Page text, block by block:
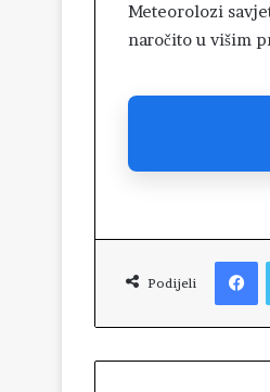
Meteorolozi
naročito u višim
Podijeli
Facebook